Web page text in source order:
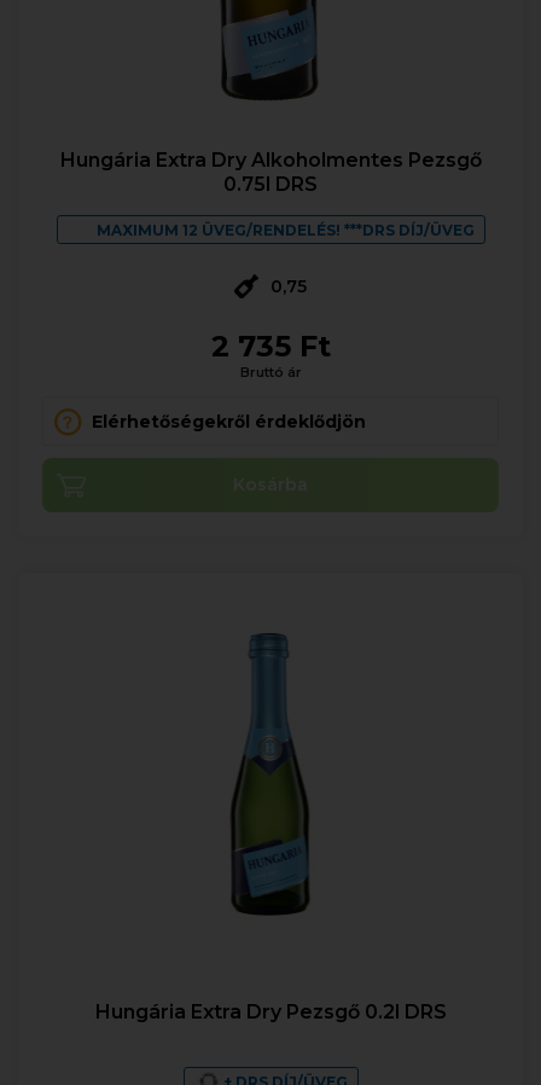
Hungária Extra Dry Alkoholmentes Pezsgő
0.75l DRS
MAXIMUM 12 ÜVEG/RENDELÉS! ***DRS DÍJ/ÜVEG
0,75
2 735 Ft
Bruttó ár
Elérhetőségekről érdeklődjön
Kosárba
Hungária Extra Dry Pezsgő 0.2l DRS